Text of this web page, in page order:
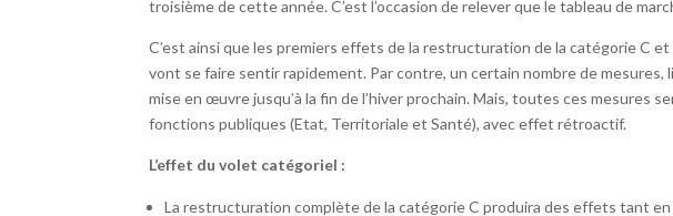
troisième de cette année. C’est l’occasion de relever que le tableau de
C’est ainsi que les premiers effets de la restructuration de la catégorie C
vont se faire sentir rapidement. Par contre, un certain nombre de
mise en œuvre jusqu’à la fin de l’hiver prochain. Mais, toutes ces mesures
fonctions publiques (Etat, Territoriale et Santé), avec effet rétroactif.
L’effet du volet catégoriel :
La restructuration complète de la catégorie C produira des effets tant en